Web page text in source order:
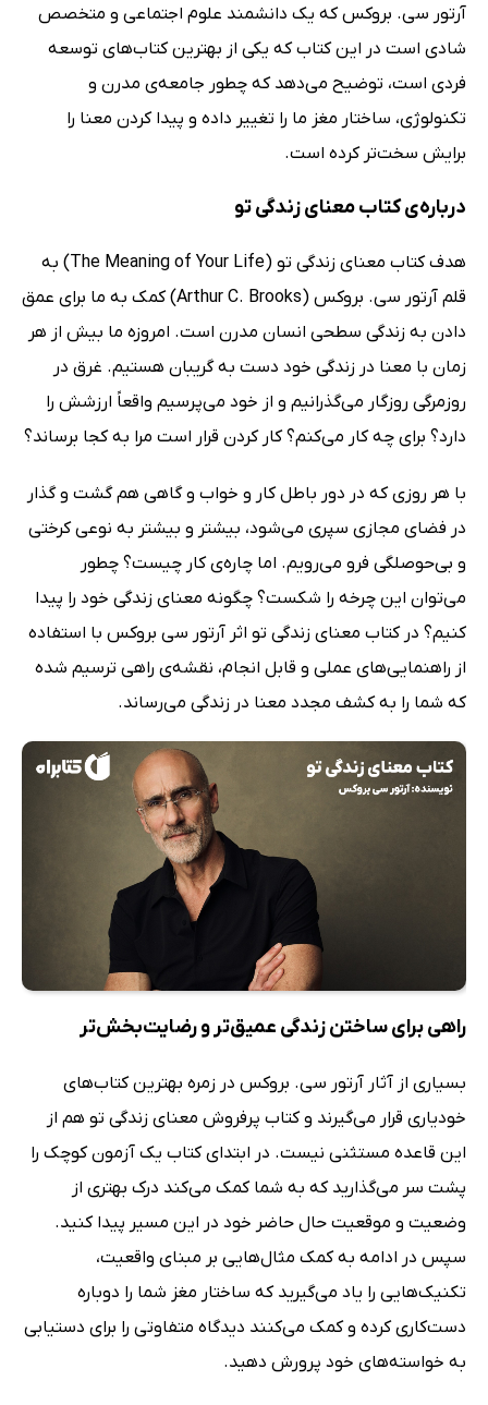
آرتور سی. بروکس که یک دانشمند علوم اجتماعی و متخصص
شادی است در این کتاب که یکی از بهترین کتاب‌های توسعه
فردی است، توضیح می‌دهد که چطور جامعه‌ی مدرن و
تکنولوژی، ساختار مغز ما را تغییر داده و پیدا کردن معنا را
برایش سخت‌تر کرده است.
درباره‌ی کتاب معنای زندگی تو
هدف کتاب معنای زندگی تو (The Meaning of Your Life) به
قلم آرتور سی. بروکس (Arthur C. Brooks) کمک به ما برای عمق
دادن به زندگی سطحی انسان مدرن است. امروزه ما بیش از هر
زمان با معنا در زندگی خود دست به گریبان هستیم. غرق در
روزمرگی روزگار می‌گذرانیم و از خود می‌پرسیم واقعاً ارزشش را
دارد؟ برای چه کار می‌کنم؟ کار کردن قرار است مرا به کجا برساند؟
با هر روزی که در دور باطل کار و خواب و گاهی هم گشت و گذار
در فضای مجازی سپری می‌شود، بیشتر و بیشتر به نوعی کرختی
و بی‌حوصلگی فرو می‌رویم. اما چاره‌ی کار چیست؟ چطور
می‌توان این چرخه را شکست؟ چگونه معنای زندگی خود را پیدا
کنیم؟ در کتاب معنای زندگی تو اثر آرتور سی بروکس با استفاده
از راهنمایی‌های عملی و قابل انجام، نقشه‌ی راهی ترسیم شده
که شما را به کشف مجدد معنا در زندگی می‌رساند.
راهی برای ساختن زندگی عمیق‌تر و رضایت‌بخش‌تر
بسیاری از آثار آرتور سی. بروکس در زمره بهترین کتاب‌های
خودیاری قرار می‌گیرند و کتاب پرفروش معنای زندگی تو هم از
این قاعده مستثنی نیست. در ابتدای کتاب یک آزمون کوچک را
پشت سر می‌گذارید که به شما کمک می‌کند درک بهتری از
وضعیت و موقعیت حال حاضر خود در این مسیر پیدا کنید.
سپس در ادامه به کمک مثال‌هایی بر مبنای واقعیت،
تکنیک‌هایی را یاد می‌گیرید که ساختار مغز شما را دوباره
دست‌کاری کرده و کمک می‌کنند دیدگاه متفاوتی را برای دستیابی
به خواسته‌های خود پرورش دهید.